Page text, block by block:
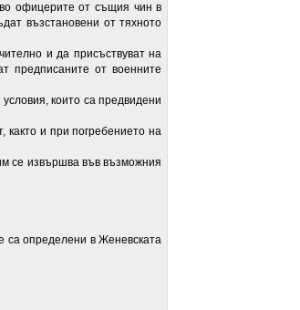
офицерите от същия чин в
възстановени от тяхното
и да присъствуват на
предписаните от военните
които са предвидени
и при погребението на
извършва във възможния
определени в Женевската